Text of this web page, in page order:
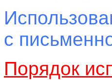
с
Порядок